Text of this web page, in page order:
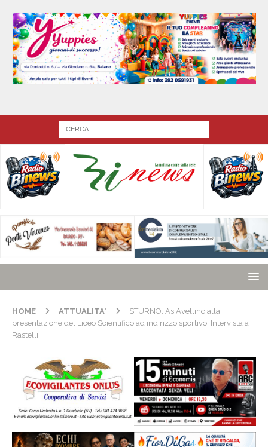
HOME ATTUALITA'
STURNO. As Avellino alla
presentazione del Liceo Scientifico ad indirizzo sportivo. Intervista a
Rastelli